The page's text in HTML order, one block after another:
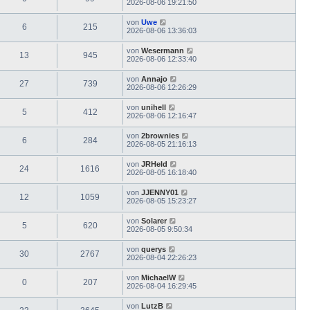
2026-08-06 19:21:50
6 215 von Uwe
2026-08-06 13:36:03
13 945 von Wesermann
2026-08-06 12:33:40
27 739 von Annajo
2026-08-06 12:26:29
5 412 von unihell
2026-08-06 12:16:47
6 284 von 2brownies
2026-08-05 21:16:13
24 1616 von JRHeld
2026-08-05 16:18:40
12 1059 von JJENNY01
2026-08-05 15:23:27
5 620 von Solarer
2026-08-05 9:50:34
30 2767 von querys
2026-08-04 22:26:23
0 207 von MichaelW
2026-08-04 16:29:45
von LutzB